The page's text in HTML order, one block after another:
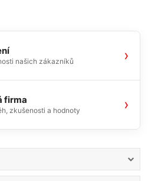
našich zákazníků ›
firma
zkušenosti a hodnoty ›